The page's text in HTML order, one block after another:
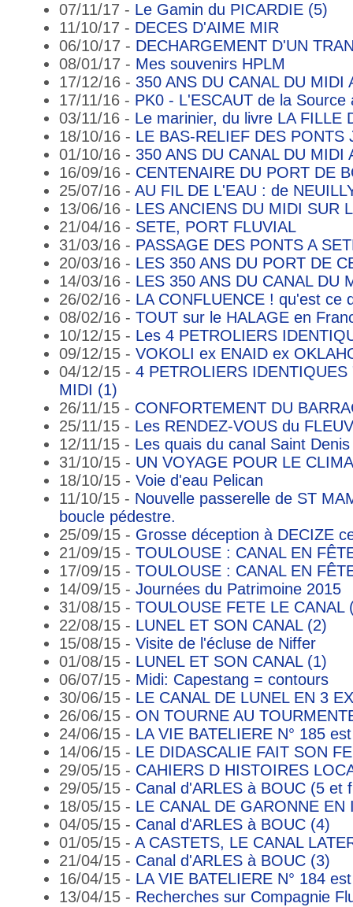
07/11/17 - Le Gamin du PICARDIE (5)
11/10/17 - DECES D'AIME MIR
06/10/17 - DECHARGEMENT D'UN
08/01/17 - Mes souvenirs HPLM
17/12/16 - 350 ANS DU CANAL DU MIDI
17/11/16 - PK0 - L'ESCAUT de la Source
03/11/16 - Le marinier, du livre LA FILLE
18/10/16 - LE BAS-RELIEF DES PONTS
01/10/16 - 350 ANS DU CANAL DU MIDI
16/09/16 - CENTENAIRE DU PORT DE
25/07/16 - AU FIL DE L'EAU : de
13/06/16 - LES ANCIENS DU MIDI SUR
21/04/16 - SETE, PORT FLUVIAL
31/03/16 - PASSAGE DES PONTS A
20/03/16 - LES 350 ANS DU PORT DE
14/03/16 - LES 350 ANS DU CANAL DU
26/02/16 - LA CONFLUENCE ! qu'est ce
08/02/16 - TOUT sur le HALAGE en
10/12/15 - Les 4 PETROLIERS
09/12/15 - VOKOLI ex ENAID ex
04/12/15 - 4 PETROLIERS IDENTIQUES
MIDI (1)
26/11/15 - CONFORTEMENT DU
25/11/15 - Les RENDEZ-VOUS du
12/11/15 - Les quais du canal Saint Denis
31/10/15 - UN VOYAGE POUR LE
18/10/15 - Voie d'eau Pelican
11/10/15 - Nouvelle passerelle de ST
boucle pédestre.
25/09/15 - Grosse déception à DECIZE
21/09/15 - TOULOUSE : CANAL EN
17/09/15 - TOULOUSE : CANAL EN
14/09/15 - Journées du Patrimoine 2015
31/08/15 - TOULOUSE FETE LE CANAL
22/08/15 - LUNEL ET SON CANAL (2)
15/08/15 - Visite de l'écluse de Niffer
01/08/15 - LUNEL ET SON CANAL (1)
06/07/15 - Midi: Capestang = contours
30/06/15 - LE CANAL DE LUNEL EN 3
26/06/15 - ON TOURNE AU
24/06/15 - LA VIE BATELIERE N° 185
14/06/15 - LE DIDASCALIE FAIT SON
29/05/15 - CAHIERS D HISTOIRES
29/05/15 - Canal d'ARLES à BOUC (5 et
18/05/15 - LE CANAL DE GARONNE EN
04/05/15 - Canal d'ARLES à BOUC (4)
01/05/15 - A CASTETS, LE CANAL
21/04/15 - Canal d'ARLES à BOUC (3)
16/04/15 - LA VIE BATELIERE N° 184
13/04/15 - Recherches sur Compagnie